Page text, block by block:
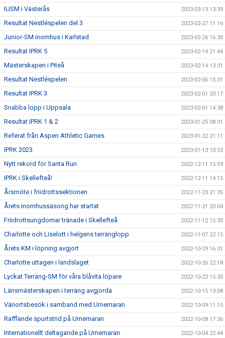
IUSM i Västerås 2023-03-13 13:39
Resultat Nestléspelen del 3 2023-02-27 11:16
Junior-SM inomhus i Karlstad 2023-02-26 16:30
Resultat IPRK 5 2023-02-14 21:44
Mästerskapen i Piteå 2023-02-14 13:31
Resultat Nestléspelen 2023-02-06 15:31
Resultat IPRK 3 2023-02-01 20:17
Snabba lopp i Uppsala 2023-02-01 14:38
Resultat IPRK 1 & 2 2023-01-25 08:31
Referat från Aspen Athletic Games 2023-01-22 21:11
IPRK 2023 2023-01-13 10:53
Nytt rekord för Santa Run 2022-12-11 15:59
IPRK i Skellefteå! 2022-12-11 14:15
Årsmöte i friidrottssektionen 2022-11-23 21:35
Årets inomhussäsong har startat 2022-11-21 20:04
Friidrottsungdomar tränade i Skellefteå 2022-11-12 15:30
Charlotte och Liselott i helgens terränglopp 2022-11-07 22:15
Årets KM i löpning avgjort 2022-10-29 16:31
Charlotte uttagen i landslaget 2022-10-26 22:18
Lyckat Terräng-SM för våra blåvita löpare 2022-10-23 15:35
Länsmästerskapen i terräng avgjorda 2022-10-15 13:08
Vänortsbesök i samband med Umemaran 2022-10-09 11:15
Rafflande spurtstrid på Umemaran 2022-10-08 17:36
Internationellt deltagande på Umemaran 2022-10-04 22:44